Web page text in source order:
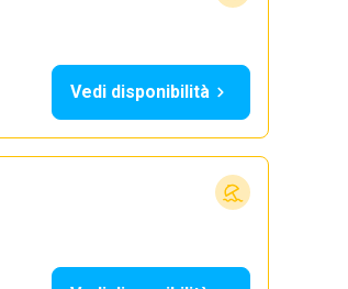
Vedi disponibilità